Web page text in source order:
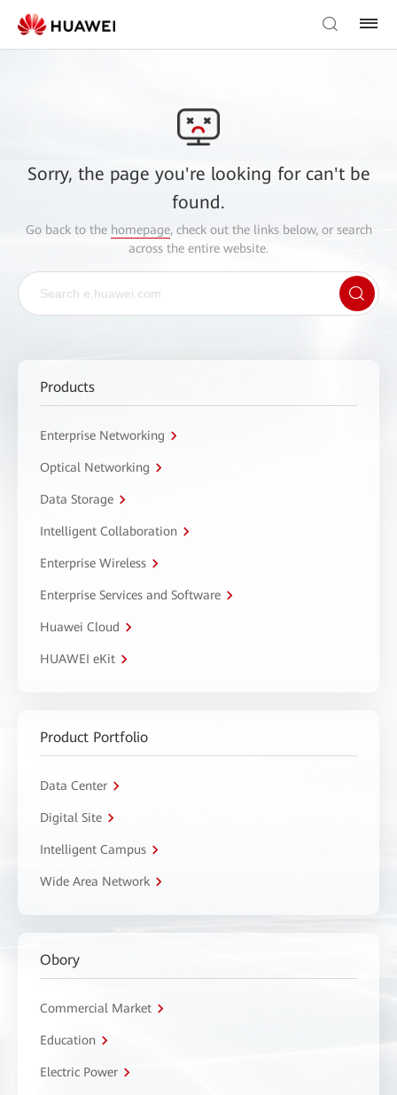
Sorry, the page you're looking for can't be
found.
Go back to the homepage, check out the links below, or search
across the entire website.
Products
Enterprise Networking
Optical Networking
Data Storage
Intelligent Collaboration
Enterprise Wireless
Enterprise Services and Software
Huawei Cloud
HUAWEI eKit
Product Portfolio
Data Center
Digital Site
Intelligent Campus
Wide Area Network
Obory
Commercial Market
Education
Electric Power